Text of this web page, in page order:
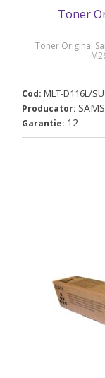
Toner
Toner Original
Cod: MLT-D116L/
Producator:
Garantie: 12